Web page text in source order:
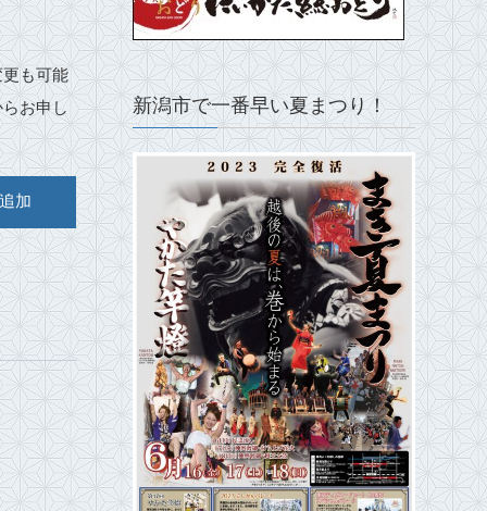
も可能
お申し
加
新潟市で一番早い夏まつり！